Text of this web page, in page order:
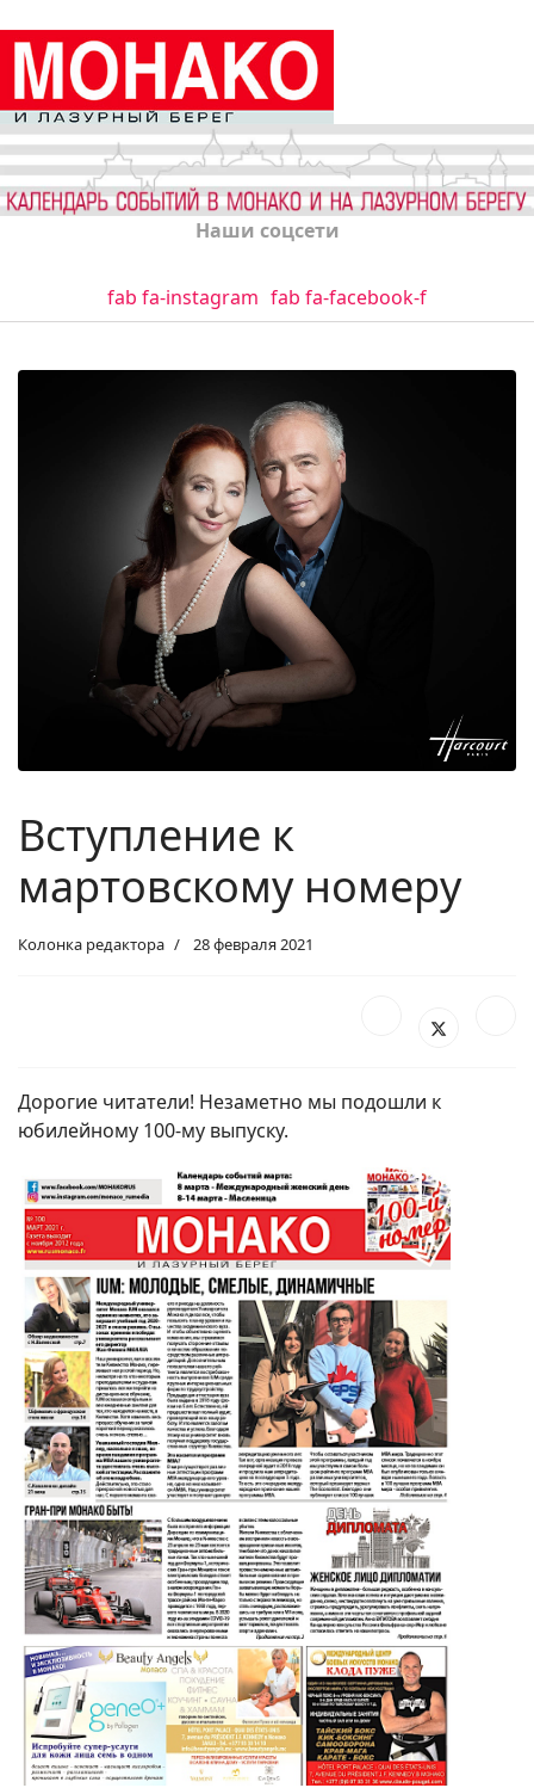
Наши соцсети
fab fa-instagram fab fa-facebook-f
Вступление к
мартовскому номеру
Колонка редактора 28 февраля 2021
Дорогие читатели! Незаметно мы подошли к
юбилейному 100-му выпуску.